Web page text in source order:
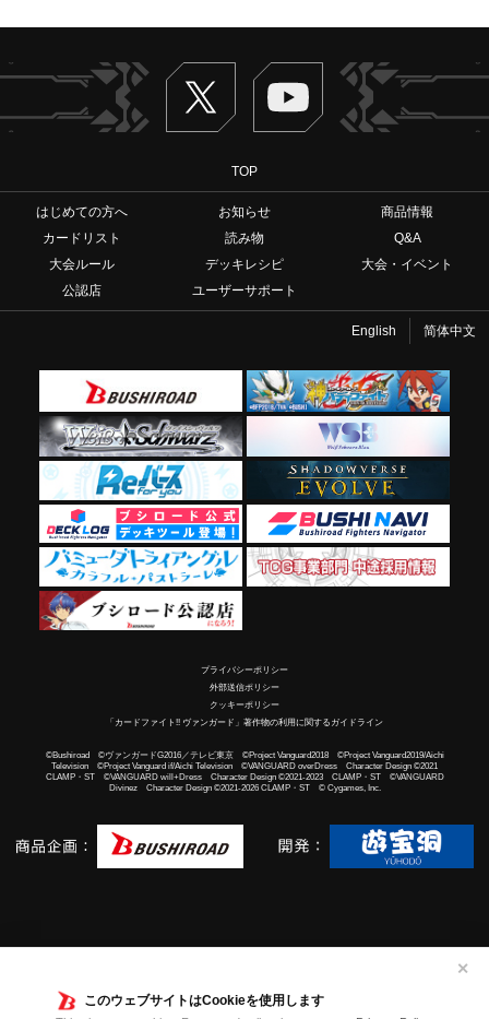
このウェブサイトはCookieを使用します
✕
Twitter ヴァンガードch
TOP
はじめての方へ お知らせ
商品情報
カードリスト
読み物
Q&A
大会ルール
デッキレシピ
大会・イベント
公認店
ユーザーサポート
English 简体中文
プライバシーポリシー
外部送信ポリシー
クッキーポリシー
「カードファイト!! ヴァンガード」著作物の利用に関するガイドライン
©Bushiroad ©ヴァンガードG2016／テレビ東京 ©Project Vanguard2018 ©Project Vanguard2019/Aichi
Television ©Project Vanguard if/Aichi Television ©VANGUARD overDress Character Design ©2021
CLAMP・ST ©VANGUARD will+Dress Character Design ©2021-2023 CLAMP・ST ©VANGUARD
Divinez Character Design ©2021-2026 CLAMP・ST © Cygames, Inc.